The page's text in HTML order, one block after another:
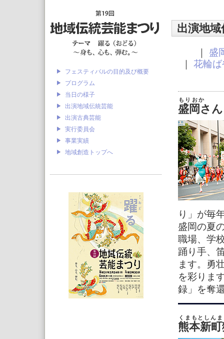
フェスティバルの目的及び概要
プログラム
当日の様子
出演地域伝統芸能
出演古典芸能
実行委員会
事業実績
地域創造トップへ
出演地
盛
花輪
盛岡さ
もりお
り」が毎
盛岡の夏
職場、学
踊り手、
ます。勇
を彩りま
録」を奪
熊本新
くまもとしん